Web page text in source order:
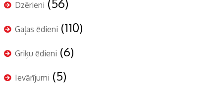
Dzērieni
Gaļas ēdieni (110)
Griķu ēdieni (6)
Ievārījumi (5)